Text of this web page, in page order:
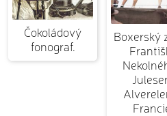
Čokoládový
fonograf.
Boxerský